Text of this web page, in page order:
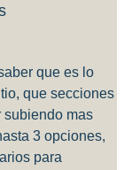
que es lo
que secciones
subiendo mas
3 opciones,
para